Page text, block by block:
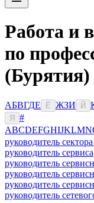
Работа и
по
(Бурятия)
АБВГДЕ Ё ЖЗИ Й
Я
#
ABCDEFGHIJKLMN
руководитель
руководитель сервиса
руководитель
руководитель
руководитель
руководитель